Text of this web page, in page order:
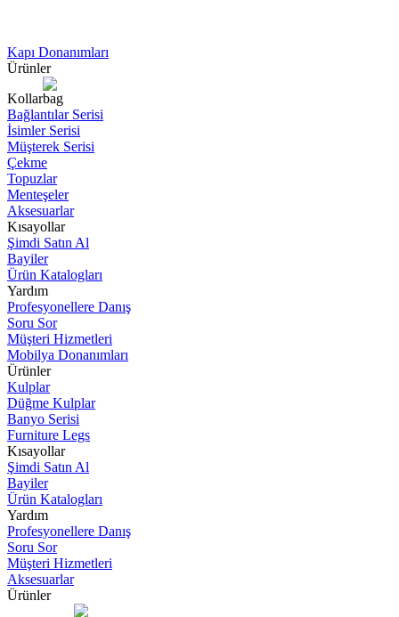
Kapı Donanımları
Ürünler
Kollar
Bağlantılar Serisi
İsimler Serisi
Müşterek Serisi
Çekme
Topuzlar
Menteşeler
Aksesuarlar
Kısayollar
Şimdi Satın Al
Bayiler
Ürün Katalogları
Yardım
Profesyonellere Danış
Soru Sor
Müşteri Hizmetleri
Mobilya Donanımları
Ürünler
Kulplar
Düğme Kulplar
Banyo Serisi
Furniture Legs
Kısayollar
Şimdi Satın Al
Bayiler
Ürün Katalogları
Yardım
Profesyonellere Danış
Soru Sor
Müşteri Hizmetleri
Aksesuarlar
Ürünler